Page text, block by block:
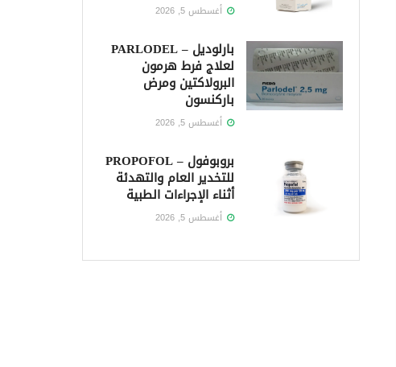
أغسطس 5, 2026
بارلوديل – PARLODEL
لعلاج فرط هرمون
البرولاكتين ومرض
باركنسون
أغسطس 5, 2026
بروبوفول – PROPOFOL
للتخدير العام والتهدئة
أثناء الإجراءات الطبية
أغسطس 5, 2026